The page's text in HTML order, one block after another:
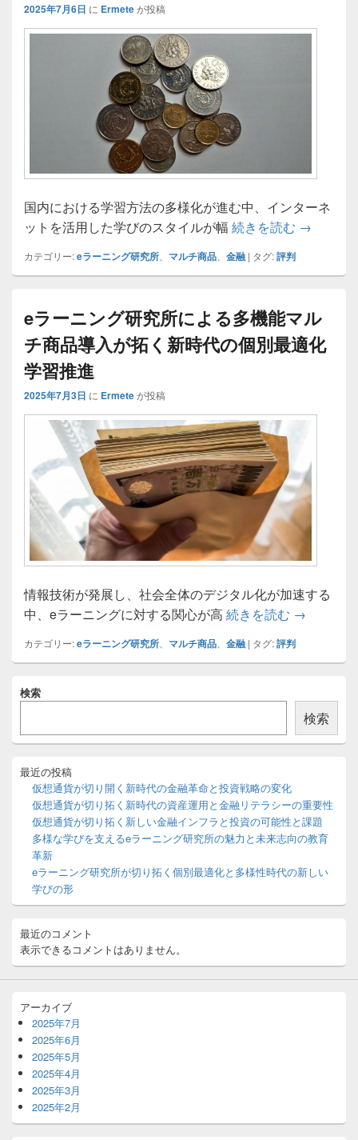
2025年7月6日 に Ermeteが投稿
国内における学習方法の多様化が進む中、インターネ
ットを活用した学びのスタイルが幅 続きを読む 多様化す
→
カテゴリー:eラーニング研究所 マルチ商品 金融 | タグ:評判
eラーニング研究所による多機能マル
チ商品導入が拓く新時代の個別最適化
学習推進
2025年7月3日 に Ermeteが投稿
情報技術が発展し、社会全体のデジタル化が加速する
中、eラーニングに対する関心が高 続きを読む eラーニン
→
カテゴリー:eラーニング研究所 マルチ商品 金融 | タグ:評判
イ
イ
バ
検索
検索
最近の投稿
仮想通貨が切り開く新時代の金融革命と投資戦略の変化
仮想通貨が切り拓く新時代の資産運用と金融リテラシーの重要性
仮想通貨が切り拓く新しい金融インフラと投資の可能性と課題
多様な学びを支えるeラーニング研究所の魅力と未来志向の教育
革新
eラーニング研究所が切り拓く個別最適化と多様性時代の新しい
学びの形
最近のコメント
表示できるコメントはありません。
アーカイブ
2025年7月
2025年6月
2025年5月
2025年4月
2025年3月
2025年2月